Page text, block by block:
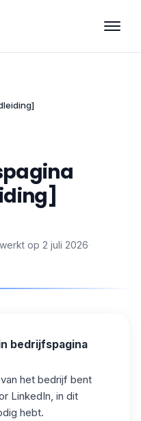
op 2 juli 2026·
bedrijfspagina
het bedrijf bent
LinkedIn, in dit
hebt.